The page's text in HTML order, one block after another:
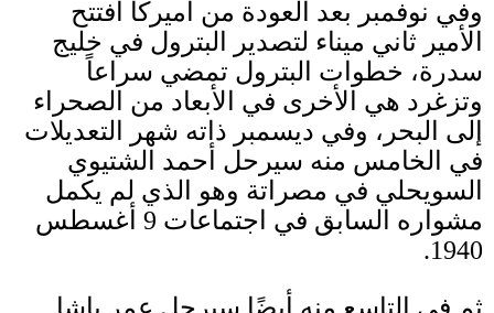
وفي نوفمبر بعد العودة من أميركا افتتح
الأمير ثاني ميناء لتصدير البترول في خليج
سدرة، خطوات البترول تمضي سراعاً
وتزغرد هي الأخرى في الأبعاد من الصحراء
إلى البحر، وفي ديسمبر ذاته شهر التعديلات
في الخامس منه سيرحل أحمد الشتيوي
السويحلي في مصراتة وهو الذي لم يكمل
مشواره السابق في اجتماعات 9 أغسطس
1940.